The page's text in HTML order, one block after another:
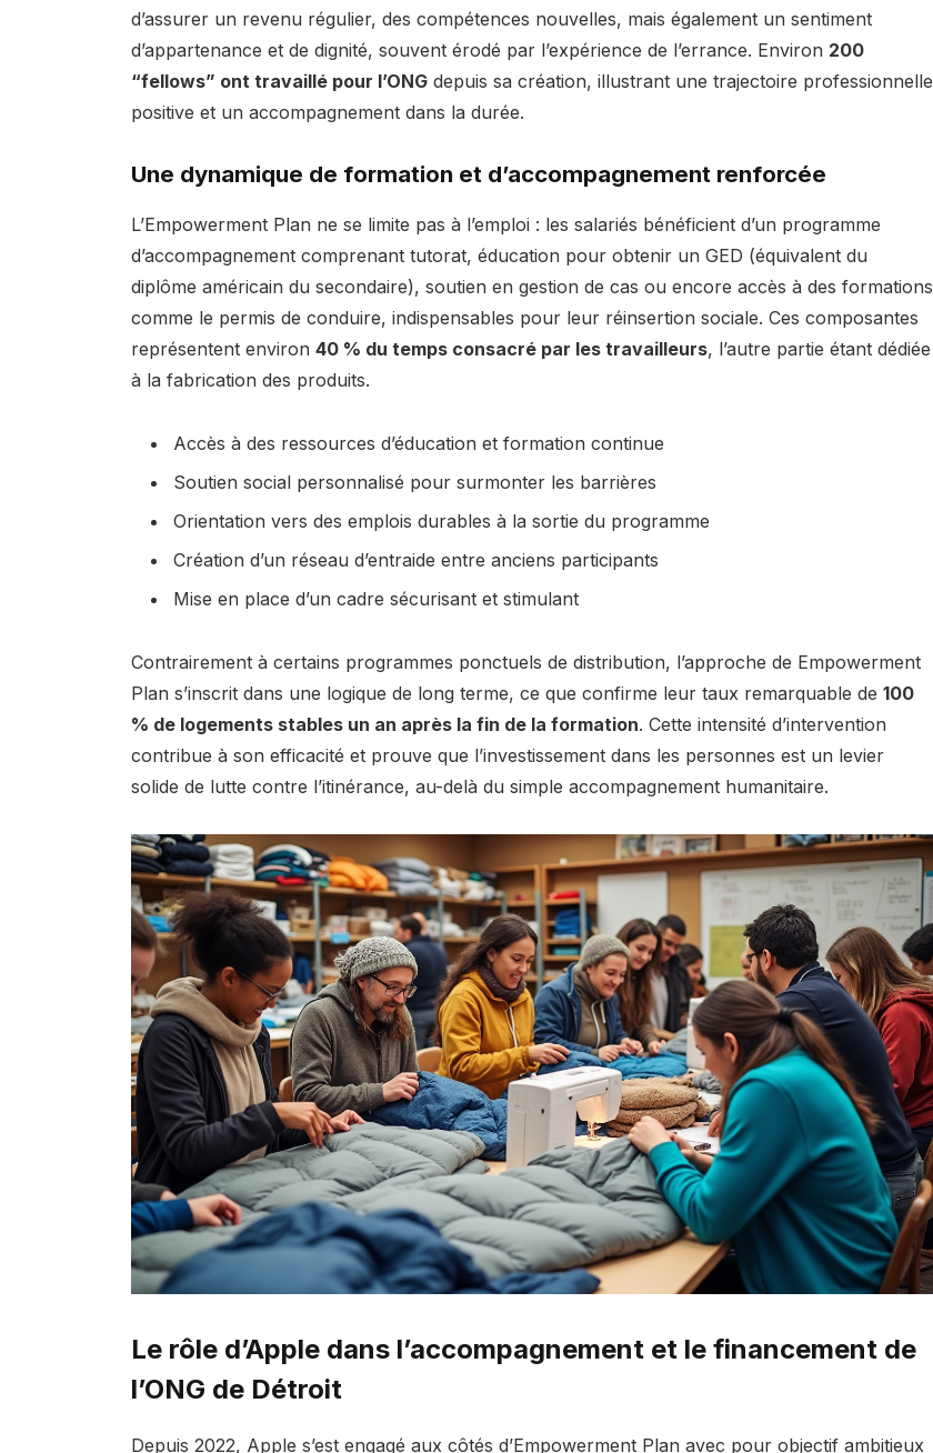
d’assurer un revenu régulier, des compétences nouvelles, mais également un sentiment
d’appartenance et de dignité, souvent érodé par l’expérience de l’errance. Environ 200
“fellows” ont travaillé pour l’ONGdepuis sa création, illustrant une trajectoire professionnelle
positive et un accompagnement dans la durée.
Une dynamique de formation et d’accompagnement renforcée
L’Empowerment Plan ne se limite pas à l’emploi : les salariés bénéficient d’un programme
d’accompagnement comprenant tutorat, éducation pour obtenir un GED (équivalent du
diplôme américain du secondaire), soutien en gestion de cas ou encore accès à des formations
comme le permis de conduire, indispensables pour leur réinsertion sociale. Ces composantes
représentent environ 40 % du temps consacré par les travailleurs, l’autre partie étant dédiée
à la fabrication des produits.
Accès à des ressources d’éducation et formation continue
Soutien social personnalisé pour surmonter les barrières
Orientation vers des emplois durables à la sortie du programme
Création d’un réseau d’entraide entre anciens participants
Mise en place d’un cadre sécurisant et stimulant
Contrairement à certains programmes ponctuels de distribution, l’approche de Empowerment
Plan s’inscrit dans une logique de long terme, ce que confirme leur taux remarquable de 100
% de logements stables un an après la fin de la formation. Cette intensité d’intervention
contribue à son efficacité et prouve que l’investissement dans les personnes est un levier
solide de lutte contre l’itinérance, au-delà du simple accompagnement humanitaire.
Le rôle d’Apple dans l’accompagnement et le financement de
l’ONG de Détroit
Depuis 2022, Apple s’est engagé aux côtés d’Empowerment Plan avec pour objectif ambitieux